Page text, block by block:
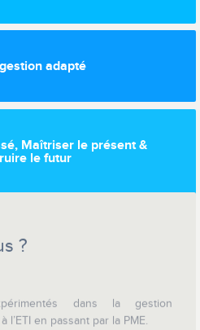
adapté
Maîtriser le présent &
le futur
?
dans la gestion
l’ETI en passant par la PME.